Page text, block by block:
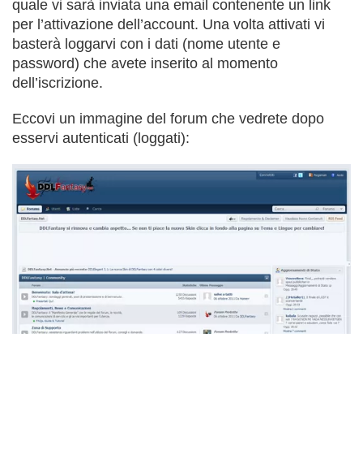
quale vi sarà inviata una email contenente un link
per l’attivazione dell’account. Una volta attivati vi
basterà loggarvi con i dati (nome utente e
password) che avete inserito al momento
dell’iscrizione.
Eccovi un immagine del forum che vedrete dopo
esservi autenticati (loggati):